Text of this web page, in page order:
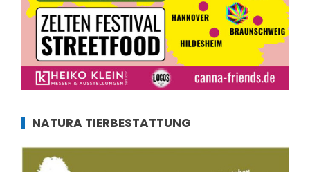
NATURA TIERBESTATTUNG